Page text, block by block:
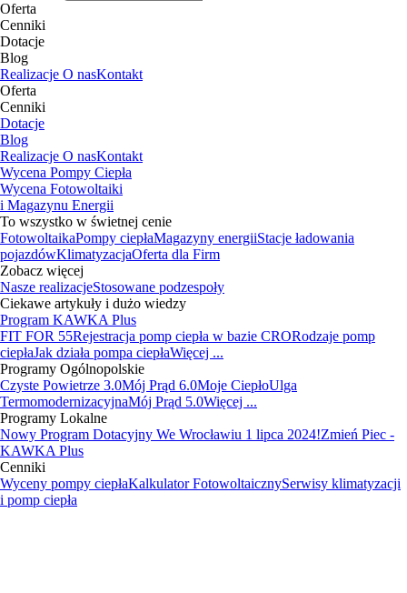
Oferta
Cenniki
Dotacje
Blog
Realizacje O nasKontakt
Oferta
Cenniki
Dotacje
Blog
Realizacje O nasKontakt
Wycena Pompy Ciepła
Wycena Fotowoltaiki
i Magazynu Energii
To wszystko w świetnej cenie
FotowoltaikaPompy ciepłaMagazyny energiiStacje ładowania
pojazdówKlimatyzacjaOferta dla Firm
Zobacz więcej
Nasze realizacjeStosowane podzespoły
Ciekawe artykuły i dużo wiedzy
Program KAWKA Plus
FIT FOR 55Rejestracja pomp ciepła w bazie CRORodzaje pomp
ciepłaJak działa pompa ciepłaWięcej ...
Programy Ogólnopolskie
Czyste Powietrze 3.0Mój Prąd 6.0Moje CiepłoUlga
TermomodernizacyjnaMój Prąd 5.0Więcej ...
Programy Lokalne
Nowy Program Dotacyjny We Wrocławiu 1 lipca 2024!Zmień Piec -
KAWKA Plus
Cenniki
Wyceny pompy ciepłaKalkulator FotowoltaicznySerwisy klimatyzacji
i pomp ciepła